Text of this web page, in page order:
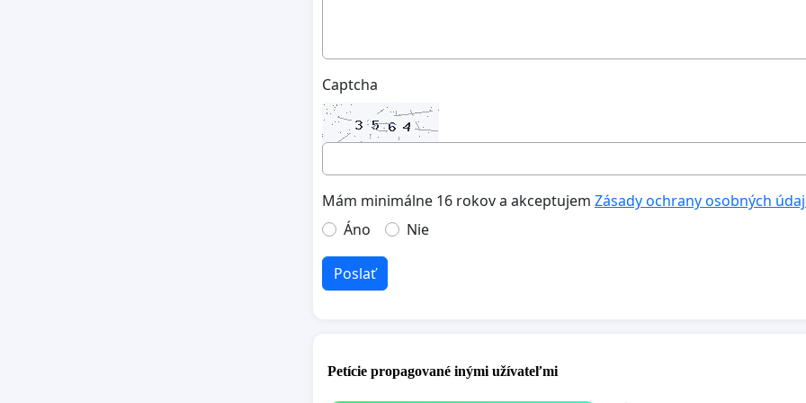
Captcha
Mám minimálne 16 rokov a akceptujem Zásady ochrany osobných
Áno
Nie
Poslať
Petície propagované inými užívateľmi